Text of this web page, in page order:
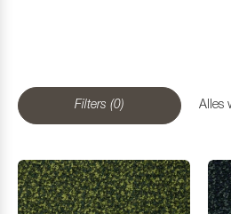
Filters (0) Alles